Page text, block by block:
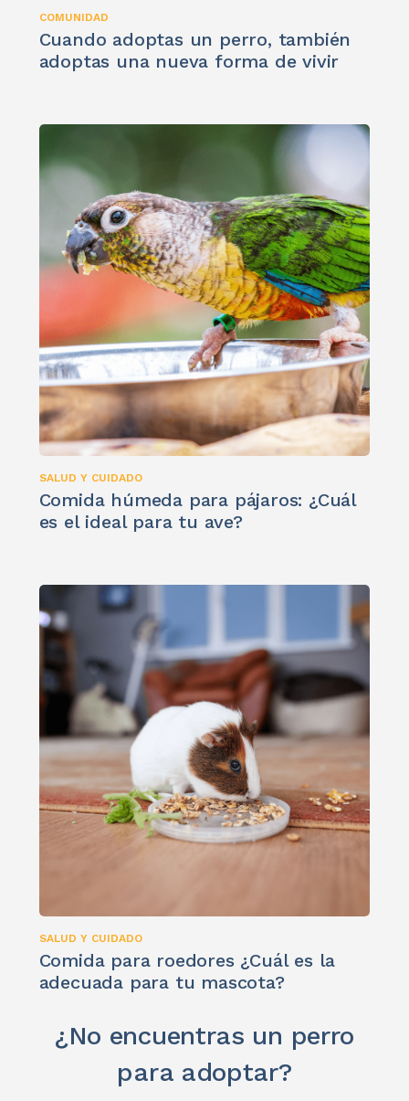
COMUNIDAD
Cuando adoptas un perro, también
adoptas una nueva forma de vivir
SALUD Y CUIDADO
Comida húmeda para pájaros: ¿Cuál
es el ideal para tu ave?
SALUD Y CUIDADO
Comida para roedores ¿Cuál es la
adecuada para tu mascota?
¿No encuentras un perro
para adoptar?